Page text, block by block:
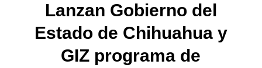
Lanzan Gobierno del
Estado de Chihuahua y
GIZ programa de